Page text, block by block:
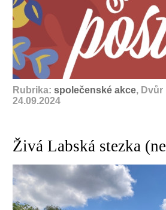
Rubrika: společenské akce, Dvůr
24.09.2024
Živá Labská stezka